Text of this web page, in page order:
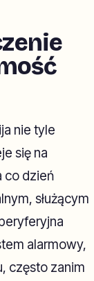
nie tyle
się na
co dzień
służącym
alarmowy,
często zanim